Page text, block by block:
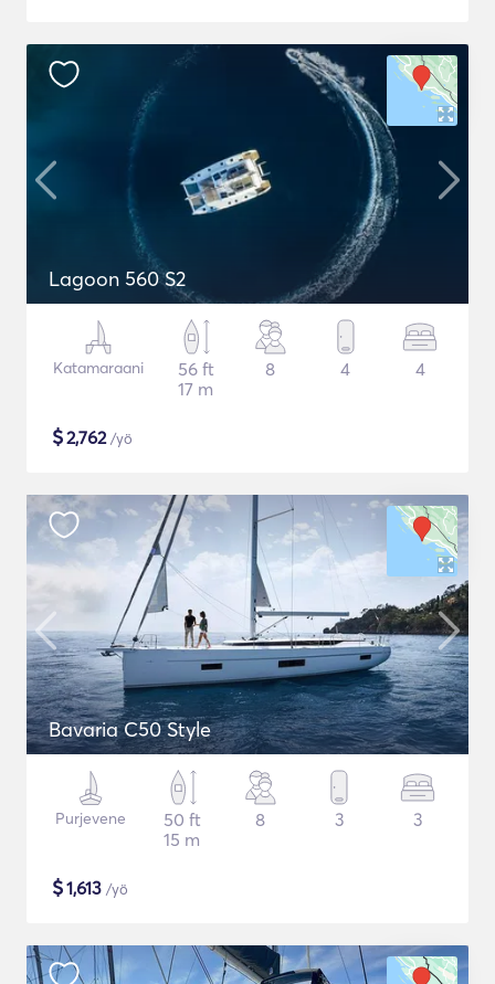
Lagoon 560 S2
Katamaraani
56 ft
17 m
8 4 4
$2,762/yö
Bavaria C50 Style
Purjevene
50 ft
15 m
8 3 3
$1,613 /yö